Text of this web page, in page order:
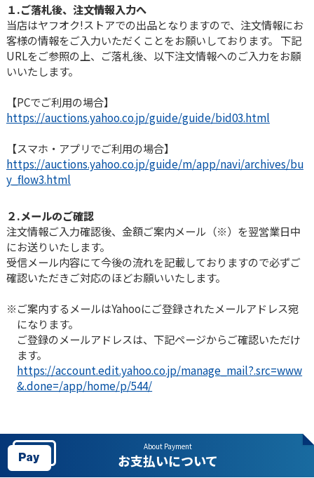
１.ご落札後、注文情報入力へ
当店はヤフオク!ストアでの出品となりますので、注文情報にお
客様の情報をご入力いただくことをお願いしております。 下記
URLをご参照の上、ご落札後、以下注文情報へのご入力をお願
いいたします。
【PCでご利用の場合】
https://auctions.yahoo.co.jp/guide/guide/bid03.html
【スマホ・アプリでご利用の場合】
https://auctions.yahoo.co.jp/guide/m/app/navi/archives/bu
y_flow3.html
２.メールのご確認
注文情報ご入力確認後、金額ご案内メール（※）を翌営業日中
にお送りいたします。
受信メール内容にて今後の流れを記載しておりますので必ずご
確認いただきご対応のほどお願いいたします。
ご案内するメールはYahooにご登録されたメールアドレス宛
になります。
ご登録のメールアドレスは、下記ページからご確認いただけ
ます。
https://account.edit.yahoo.co.jp/manage_mail?.src=www
&.done=/app/home/p/544/
About Payment
お支払いについて